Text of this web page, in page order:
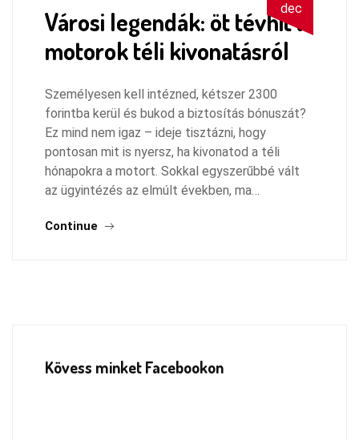
dec
Városi legendák: öt tévhit a
motorok téli kivonatásról
Személyesen kell intézned, kétszer 2300
forintba kerül és bukod a biztosítás bónuszát?
Ez mind nem igaz – ideje tisztázni, hogy
pontosan mit is nyersz, ha kivonatod a téli
hónapokra a motort. Sokkal egyszerűbbé vált
az ügyintézés az elmúlt években, ma…
Continue
Kövess minket Facebookon